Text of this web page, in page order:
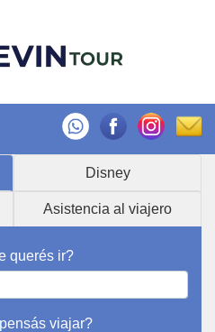
Disney
Asistencia al viajero
querés ir?
viajar?